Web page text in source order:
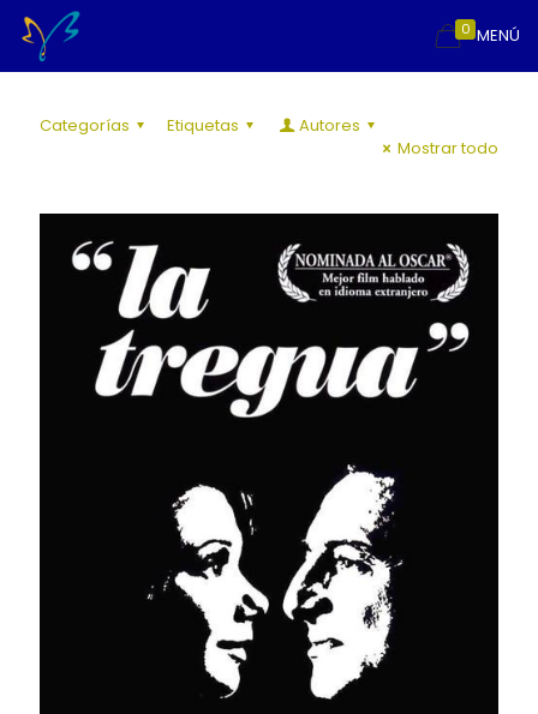
MENÚ
0
Categorías Etiquetas
Autores
Mostrar todo